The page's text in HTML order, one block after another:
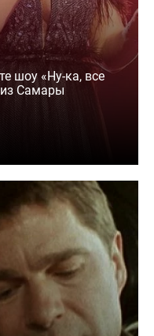
шоу «Ну-ка, все
из Самары